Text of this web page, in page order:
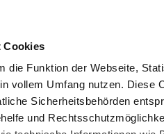
Cookies
die Funktion der Webseite,
vollem Umfang nutzen.
Sicherheitsbehörden
und
©
& Bar
Restaurant &